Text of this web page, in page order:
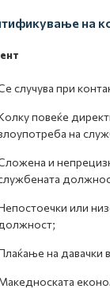
на
случува при
повеќе
на
и
или
на давачки